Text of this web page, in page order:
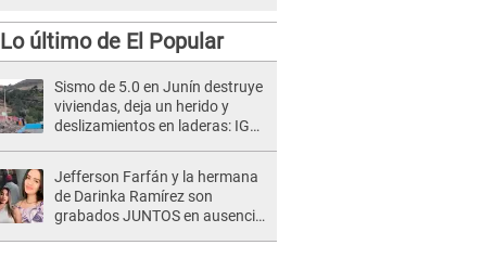
Lo último de El Popular
Sismo de 5.0 en Junín destruye
viviendas, deja un herido y
deslizamientos en laderas: IGP
Jefferson Farfán y la hermana
de Darinka Ramírez son
grabados JUNTOS en ausencia